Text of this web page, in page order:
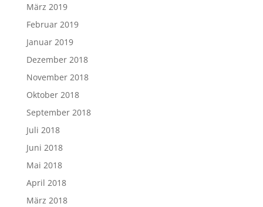
März 2019
Februar 2019
Januar 2019
Dezember 2018
November 2018
Oktober 2018
September 2018
Juli 2018
Juni 2018
Mai 2018
April 2018
März 2018